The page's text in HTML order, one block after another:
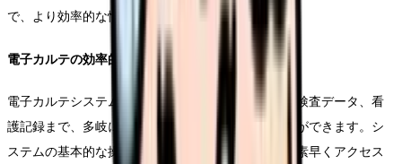
で、より効率的な情報収集と管理が可能となります。
電子カルテの効率的な活用
電子カルテシステムでは、患者さんの基本情報から検査データ、看
護記録まで、多岐にわたる情報を一元管理することができます。シ
ステムの基本的な操作方法を習得し、必要な情報に素早くアクセス